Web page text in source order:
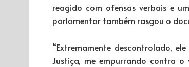
reagido com ofensas verbais e
parlamentar também rasgou o
“Extremamente descontrolado,
Justiça, me empurrando contra o